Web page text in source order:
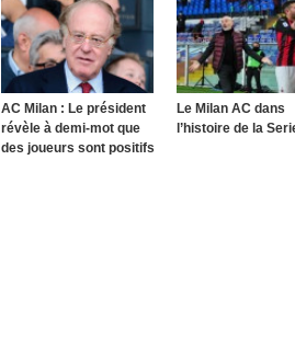
AC Milan : Le président
révèle à demi-mot que
des joueurs sont positifs
Le Milan AC dans
l’histoire de la